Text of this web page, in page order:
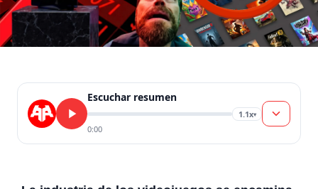
Escuchar resumen
1.1x▾
0:00